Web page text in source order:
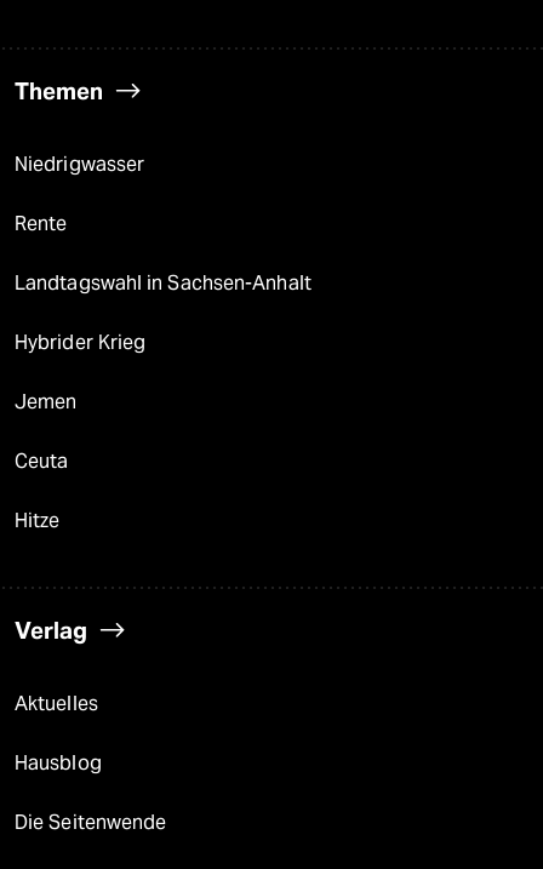
Themen
Niedrigwasser
Rente
Landtagswahl in Sachsen-Anhalt
Hybrider Krieg
Jemen
Ceuta
Hitze
Verlag
Aktuelles
Hausblog
Die Seitenwende